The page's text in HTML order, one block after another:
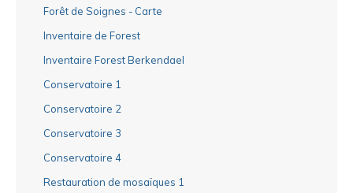
Forêt de Soignes - Carte
Inventaire de Forest
Inventaire Forest Berkendael
Conservatoire 1
Conservatoire 2
Conservatoire 3
Conservatoire 4
Restauration de mosaïques 1